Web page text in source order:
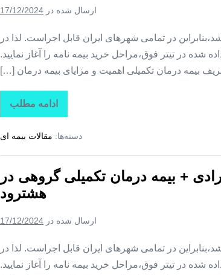
در
ارسال شده در 17/12/2024
در تمامی شهرهای ایران قابل اجراست. لذا در
در تیتر فوق،مراحل خرید بیمه نامه را آغاز نمایید.
بیمه درمان تکمیلی اهمیت و مزایای بیمه درمان […]
ادامه مطلب
تاراز
بیمه
بیمه
درمان
+
بیمه
درمان
تکمیلی
در
دسته‌ها: مقالات بیمه ای
+ بیمه درمان تکمیلی گروهی در
هشترود
ارسال شده در 17/12/2024
در تمامی شهرهای ایران قابل اجراست. لذا در
در تیتر فوق،مراحل خرید بیمه نامه را آغاز نمایید.